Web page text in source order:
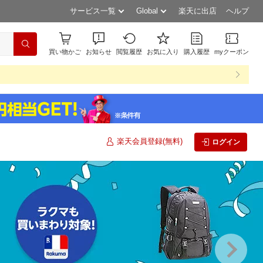
サービス一覧 Global 楽天に出店 ヘルプ
買い物かご お知らせ 閲覧履歴 お気に入り 購入履歴 myクーポン
楽天会員登録(無料) ログイン